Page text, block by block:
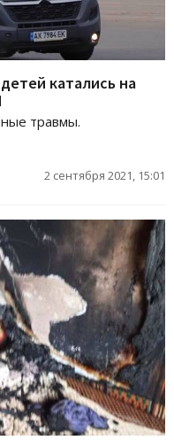
катались на
травмы.
2 сентября 2021, 15:01